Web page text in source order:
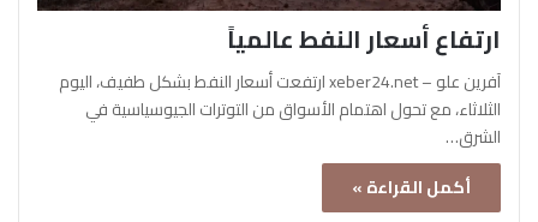
ارتفاع أسعار النفط عالمياً
آفرين علو – xeber24.net ارتفعت أسعار النفط بشكل طفيف، اليوم
الثلاثاء، مع تحول اهتمام الأسواق من التوترات الجيوسياسية في
الشرق…
أكمل القراءة »